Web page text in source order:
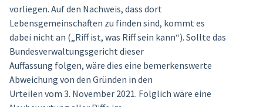
vorliegen. Auf den Nachweis, dass dort
Lebensgemeinschaften zu finden sind, kommt es
dabei nicht an („Riff ist, was Riff sein kann“). Sollte das
Bundesverwaltungsgericht dieser
Auffassung folgen, wäre dies eine bemerkenswerte
Abweichung von den Gründen in den
Urteilen vom 3. November 2021. Folglich wäre eine